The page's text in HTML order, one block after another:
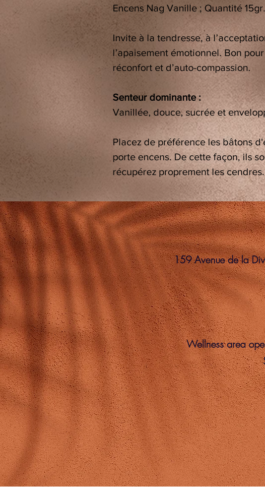
Encens Nag Vanille ; Quantité 15gr.
Invite à la tendresse, à
l’apaisement émotionnel. Bon
réconfort et d’auto-compassion.
Senteur dominante :
Vanillée, douce, sucrée et
Placez de préférence les bâtons
porte encens. De cette façon, ils
récupérez proprement les cendres.
159 Avenue de la
Wellness area